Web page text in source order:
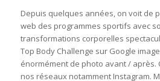
Depuis quelques années, on voit de
web des programmes sportifs avec
transformations corporelles
Top Body Challenge sur Google
énormément de photo avant / après.
nos réseaux notamment Instagram.